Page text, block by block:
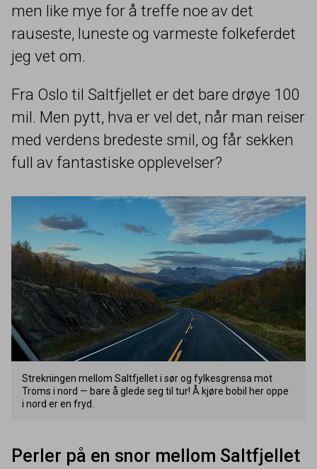
men like mye for å treffe noe av det
rauseste, luneste og varmeste folkeferdet
jeg vet om.
Fra Oslo til Saltfjellet er det bare drøye 100
mil. Men pytt, hva er vel det, når man reiser
med verdens bredeste smil, og får sekken
full av fantastiske opplevelser?
Strekningen mellom Saltfjellet i sør og fylkesgrensa mot
Troms i nord — bare å glede seg til tur! Å kjøre bobil her oppe
i nord er en fryd.
Perler på en snor mellom Saltfjellet